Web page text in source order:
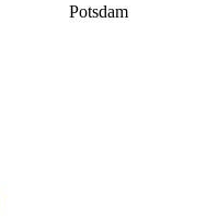
Potsdam